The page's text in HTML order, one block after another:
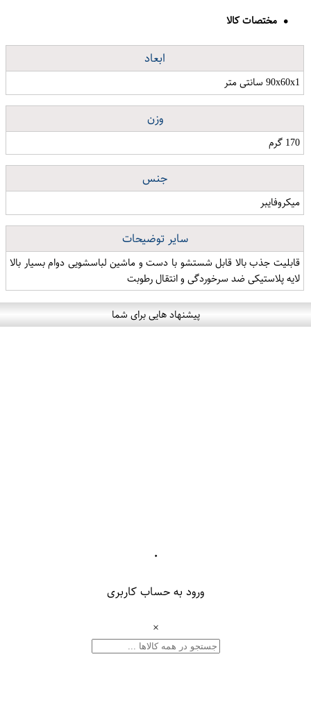
مختصات کالا
ابعاد
90x60x1 سانتی متر
وزن
170 گرم
جنس
میکروفایبر
سایر توضیحات
قابلیت جذب بالا قابل شستشو با دست و ماشین لباسشویی دوام بسیار بالا
لایه پلاستیکی ضد سرخوردگی و انتقال رطوبت
پیشنهاد هایی برای شما
۰
ورود به حساب کاربری
×